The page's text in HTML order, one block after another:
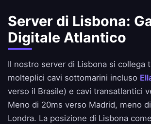
Server di Lisbona:
Digitale Atlantico
Il nostro server di Lisbona si collega
molteplici cavi sottomarini incluso
verso il Brasile) e cavi transatlantici
Meno di 20ms verso Madrid, meno
Londra. La posizione di Lisbona